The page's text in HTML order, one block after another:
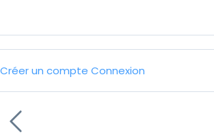
Créer un compte Connexion